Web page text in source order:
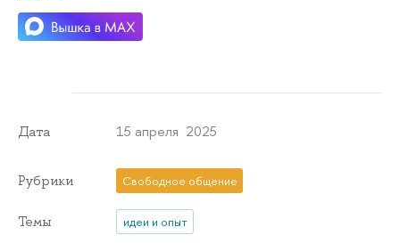
Дата 15 апреля 2025
Рубрики Свободное общение
Темы идеи и опыт